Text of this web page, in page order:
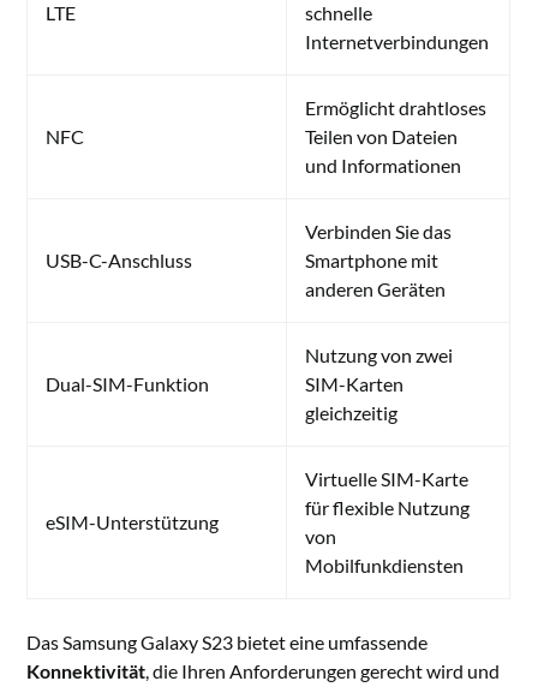
LTE
schnelle
Internetverbindungen
NFC
Ermöglicht drahtloses
Teilen von Dateien
und Informationen
USB-C-Anschluss
Verbinden Sie das
Smartphone mit
anderen Geräten
Dual-SIM-Funktion
Nutzung von zwei
SIM-Karten
gleichzeitig
eSIM-Unterstützung
Virtuelle SIM-Karte
für flexible Nutzung
von
Mobilfunkdiensten
Das Samsung Galaxy S23 bietet eine umfassende
Konnektivität, die Ihren Anforderungen gerecht wird und